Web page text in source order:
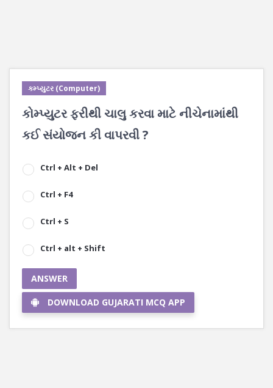
કમ્પ્યુટર (Computer)
કોમ્પ્યુટર ફરીથી ચાલુ કરવા માટે નીચેનામાંથી
કઈ સંયોજન કી વાપરવી ?
Ctrl + Alt + Del
Ctrl + F4
Ctrl + S
Ctrl + alt + Shift
ANSWER
DOWNLOAD GUJARATI MCQ APP